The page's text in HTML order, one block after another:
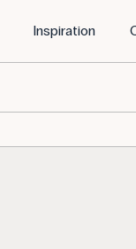
Inspiration